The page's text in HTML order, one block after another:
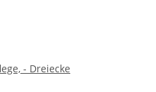
- Dreiecke